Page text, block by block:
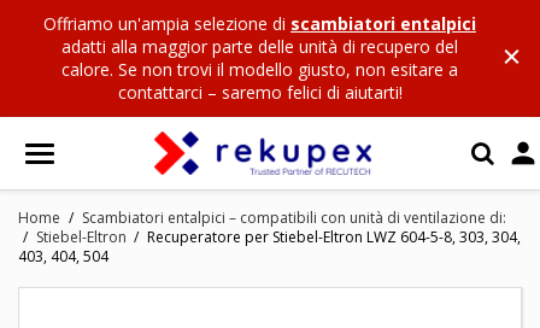
Offriamo un'ampia selezione di scambiatori entalpici
adatti alla maggior parte delle unità di recupero del
calore. Se non trovi il modello giusto, non esitare a
contattarci – saremo felici di aiutarti!

Home
Scambiatori entalpici – compatibili con unità di ventilazione di:
Stiebel-Eltron
Recuperatore per Stiebel-Eltron LWZ 604-5-8, 303, 304,
403, 404, 504